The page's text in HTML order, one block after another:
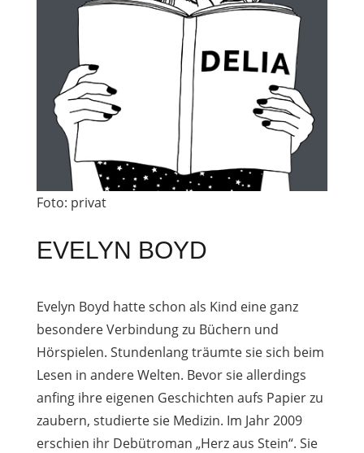
Foto: privat
EVELYN BOYD
Evelyn Boyd hatte schon als Kind eine ganz
besondere Verbindung zu Büchern und
Hörspielen. Stundenlang träumte sie sich beim
Lesen in andere Welten. Bevor sie allerdings
anfing ihre eigenen Geschichten aufs Papier zu
zaubern, studierte sie Medizin. Im Jahr 2009
erschien ihr Debütroman „Herz aus Stein“. Sie